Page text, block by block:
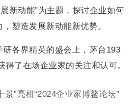
新动能”为主题，探讨企业如何
塑造发展新动能新优势。
各界精英的盛会上，茅台193
得了在场企业家的关注和认可。